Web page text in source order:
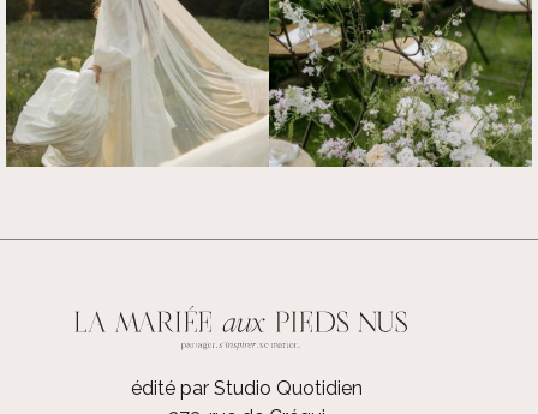
édité par Studio Quotidien